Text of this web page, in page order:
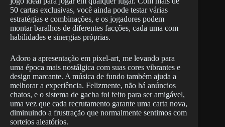
50 cartas exclusivas, você ainda pode testar várias
estratégias e combinações, e os jogadores podem
montar baralhos de diferentes facções, cada uma com
habilidades e sinergias próprias.
Adoro a apresentação em pixel-art, me levando para
uma época mais nostálgica com suas cores vibrantes e
design marcante. A música de fundo também ajuda a
melhorar a experiência. Felizmente, não há anúncios
chatos, e o sistema de gacha foi feito para ser amigável,
uma vez que cada recrutamento garante uma carta nova,
diminuindo a frustração que normalmente sentimos com
sorteios aleatórios.